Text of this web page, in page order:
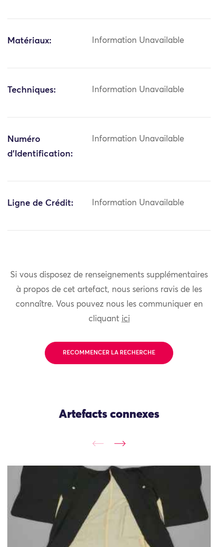
Matériaux: Information Unavailable
Techniques: Information Unavailable
Numéro
d'Identification:
Information Unavailable
Ligne de Crédit: Information Unavailable
Si vous disposez de renseignements supplémentaires
à propos de cet artefact, nous serions ravis de les
connaître. Vous pouvez nous les communiquer en
cliquant ici
RECOMMENCER LA RECHERCHE
Artefacts connexes